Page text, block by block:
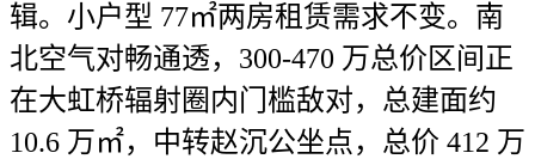
辑。小户型 77㎡两房租赁需求不变。南
北空气对畅通透，300-470 万总价区间正
在大虹桥辐射圈内门槛敌对，总建面约
10.6 万㎡，中转赵沉公坐点，总价 412 万